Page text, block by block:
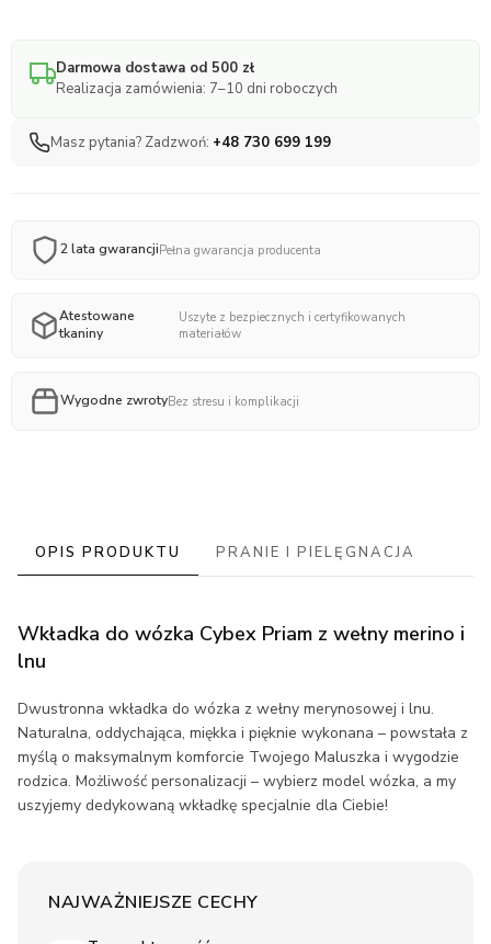
Darmowa dostawa od 500 zł
Realizacja zamówienia: 7–10 dni roboczych
Masz pytania? Zadzwoń: +48 730 699 199
2 lata gwarancjiPełna gwarancja producenta
Atestowane
tkaniny
Uszyte z bezpiecznych i certyfikowanych
materiałów
Wygodne zwrotyBez stresu i komplikacji
OPIS PRODUKTU PRANIE I PIELĘGNACJA
Wkładka do wózka Cybex Priam z wełny merino i
lnu
Dwustronna wkładka do wózka z wełny merynosowej i lnu.
Naturalna, oddychająca, miękka i pięknie wykonana – powstała z
myślą o maksymalnym komforcie Twojego Maluszka i wygodzie
rodzica. Możliwość personalizacji – wybierz model wózka, a my
uszyjemy dedykowaną wkładkę specjalnie dla Ciebie!
NAJWAŻNIEJSZE CECHY